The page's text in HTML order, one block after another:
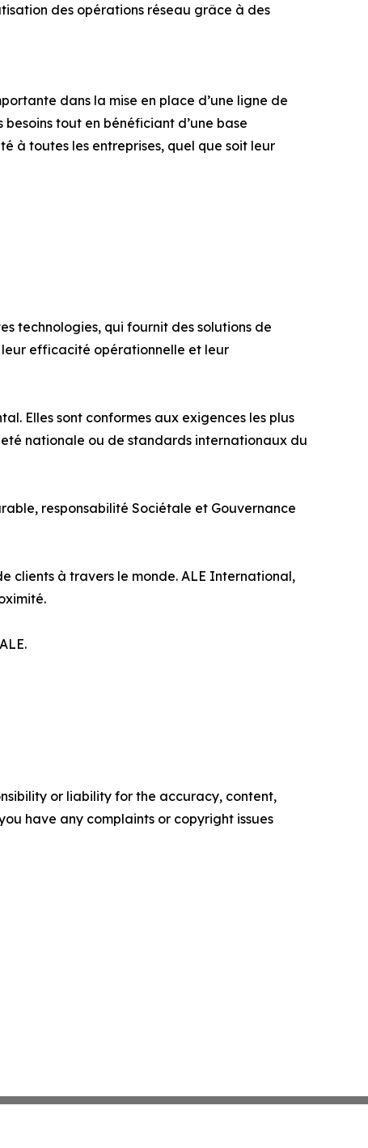
des opérations réseau grâce à des
dans la mise en place d’une ligne de
tout en bénéficiant d’une base
à toutes les entreprises, quel que soit leur
technologies, qui fournit des solutions de
efficacité opérationnelle et leur
Elles sont conformes aux exigences les plus
nationale ou de standards internationaux du
responsabilité Sociétale et Gouvernance
clients à travers le monde. ALE International,
or liability for the accuracy, content,
have any complaints or copyright issues